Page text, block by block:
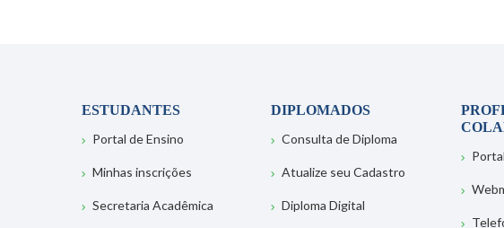
ESTUDANTES
Portal de Ensino
Minhas inscrições
Secretaria Acadêmica
DIPLOMADOS
Consulta de Diploma
Atualize seu Cadastro
Diploma Digital